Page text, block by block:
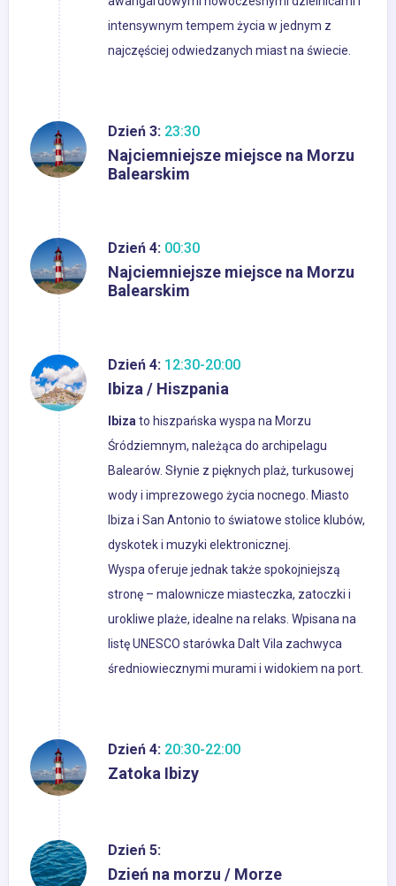
intensywnym tempem życia w jednym z
najczęściej odwiedzanych miast na świecie.
Dzień 3: 23:30
Najciemniejsze miejsce na Morzu
Balearskim
Dzień 4: 00:30
Najciemniejsze miejsce na Morzu
Balearskim
Dzień 4: 12:30-20:00
Ibiza / Hiszpania
Ibizato hiszpańska wyspa na Morzu
Śródziemnym, należąca do archipelagu
Balearów. Słynie z pięknych plaż, turkusowej
wody i imprezowego życia nocnego. Miasto
Ibiza i San Antonio to światowe stolice klubów,
dyskotek i muzyki elektronicznej.
Wyspa oferuje jednak także spokojniejszą
stronę – malownicze miasteczka, zatoczki i
urokliwe plaże, idealne na relaks. Wpisana na
listę UNESCO starówka Dalt Vila zachwyca
średniowiecznymi murami i widokiem na port.
Dzień 4: 20:30-22:00
Zatoka Ibizy
Dzień 5:
Dzień na morzu / Morze